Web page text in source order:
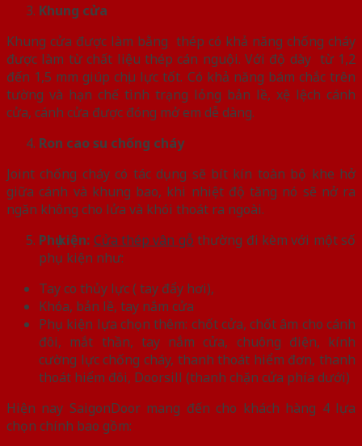
Khung cửa
Khung cửa được làm bằng thép có khả năng chống cháy
được làm từ chất liệu thép cán nguội. Với độ dày từ 1,2
đến 1,5 mm giúp chịu lực tốt. Có khả năng bám chắc trên
tường và hạn chế tình trạng lỏng bản lề, xệ lệch cánh
cửa, cánh cửa được đóng mở em dễ dàng.
Ron cao su chống cháy
Joint chống cháy có tác dụng sẽ bít kín toàn bộ khe hở
giữa cánh và khung bao, khi nhiệt độ tăng nó sẽ nở ra
ngăn không cho lửa và khói thoát ra ngoài.
Phụ kiện: Cửa thép vân gỗ thường đi kèm với một số
phụ kiện như:
Tay co thủy lực ( tay đẩy hơi),
Khóa, bản lề, tay nắm cửa
Phụ kiện lựa chọn thêm: chốt cửa, chốt âm cho cánh
đôi, mắt thần, tay nắm cửa, chuông điện, kính
cường lực chống cháy, thanh thoát hiểm đơn, thanh
thoát hiểm đôi, Doorsill (thanh chặn cửa phía dưới)
Hiện nay SaigonDoor mang đến cho khách hàng 4 lựa
chọn chính bao gồm: